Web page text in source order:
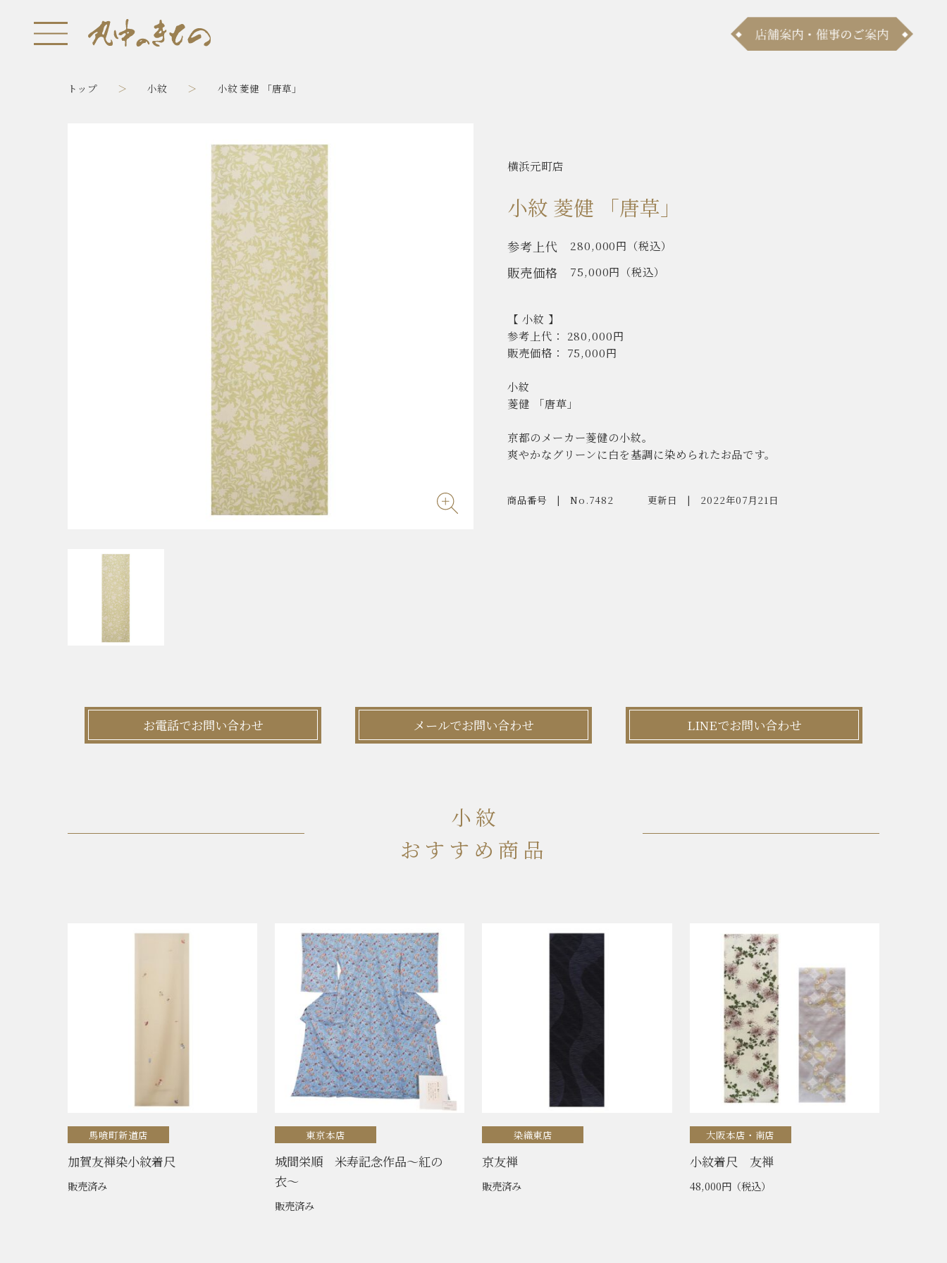
トップ 小紋 小紋 菱健 「唐草」
横浜元町店
小紋 菱健 「唐草」
参考上代 280,000円 （税込）
販売価格 75,000円 （税込）
【 小紋 】
参考上代： 280,000円
販売価格： 75,000円
小紋
菱健 「唐草」
京都のメーカー菱健の小紋。
爽やかなグリーンに白を基調に染められたお品です。
商品番号 No.7482 更新日 2022年07月21日
お電話でお問い合わせ メールでお問い合わせ LINEでお問い合わせ
小紋
おすすめ商品
馬喰町新道店
加賀友禅染小紋着尺
販売済み
東京本店
城間栄順 米寿記念作品〜紅の
衣〜
販売済み
染織東店
京友禅
販売済み
大阪本店・南店
小紋着尺 友禅
48,000円（税込）